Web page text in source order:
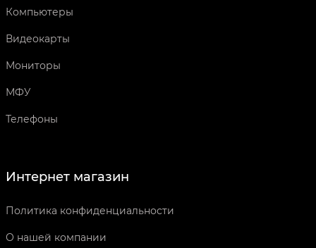
Компьютеры
Видеокарты
Мониторы
МФУ
Телефоны
Интернет магазин
Политика конфиденциальности
О нашей компании